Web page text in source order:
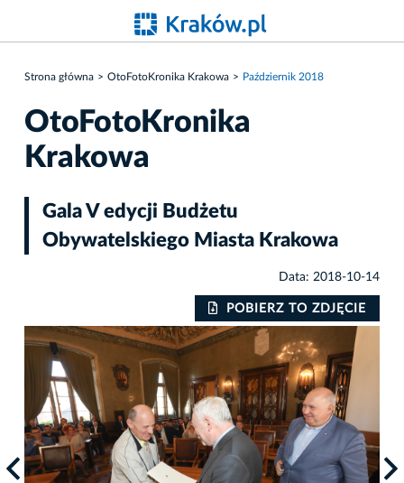
Strona główna OtoFotoKronika Krakowa Październik 2018
OtoFotoKronika
Krakowa
Gala V edycji Budżetu
Obywatelskiego Miasta Krakowa
Data: 2018-10-14
POBIERZ TO ZDJĘCIE